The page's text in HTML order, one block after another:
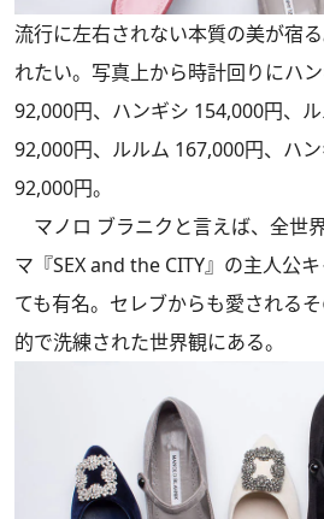
流行に左右されない本質の美が宿
れたい。写真上から時計回りにハ
92,000円、ハンギシ 154,000円、
92,000円、ルルム 167,000円、ハ
92,000円。
マノロ ブラニクと言えば、全世
マ『SEX and the CITY』の主人公
ても有名。セレブからも愛される
的で洗練された世界観にある。